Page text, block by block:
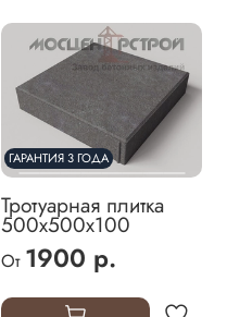
ГАРАНТИЯ 3 ГОДА
Тротуарная плитка
500х500х100
От 1900 р.